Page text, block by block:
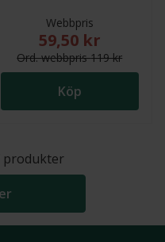
Webbpris
Nytt reducerat
59,50 kr
Ord.webbpris119 kr
Köp
produkter